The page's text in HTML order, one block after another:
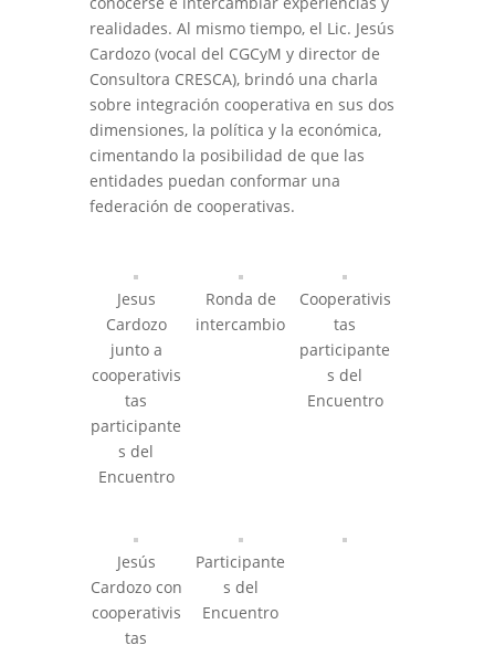
realidades. Al mismo tiempo, el Lic. Jesús
Cardozo (vocal del CGCyM y director de
Consultora CRESCA), brindó una charla
sobre integración cooperativa en sus dos
dimensiones, la política y la económica,
cimentando la posibilidad de que las
entidades puedan conformar una
federación de cooperativas.
Jesus
Cardozo
junto a
cooperativis
tas
participante
s del
Encuentro
Ronda de
intercambio
Cooperativis
tas
participante
s del
Encuentro
Jesús
Cardozo con
cooperativis
tas
Participante
s del
Encuentro